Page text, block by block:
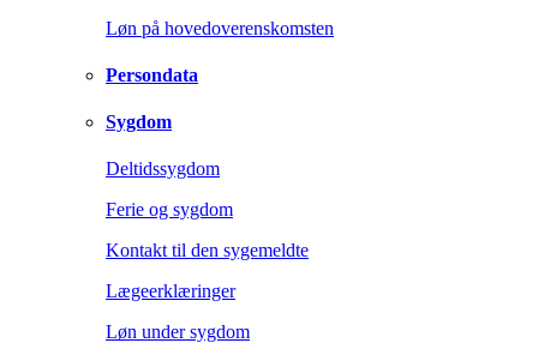
Løn på hovedoverenskomsten
Persondata
Sygdom
Deltidssygdom
Ferie og sygdom
Kontakt til den sygemeldte
Lægeerklæringer
Løn under sygdom